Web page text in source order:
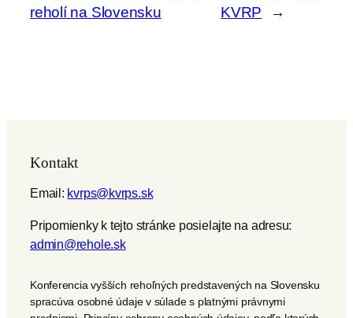
reholí na Slovensku
KVRP
→
Kontakt
Email: kvrps@kvrps.sk
Pripomienky k tejto stránke posielajte na adresu:
admin@rehole.sk
Konferencia vyšších rehoľných predstavených na Slovensku
spracúva osobné údaje v súlade s platnými právnymi